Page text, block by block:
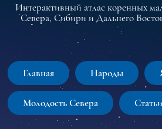
Интерактивный атлас коренных
Севера, Сибири и Дальнего
Главная Народы
Молодость Севера Статьи